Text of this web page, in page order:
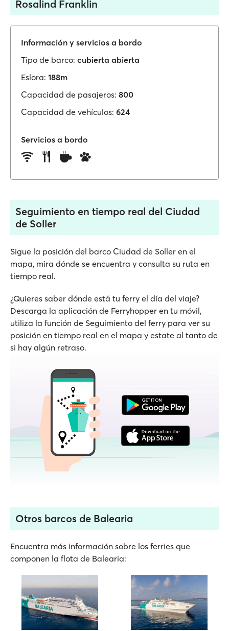
Rosalind Franklin
Información y servicios a bordo
Tipo de barco: cubierta abierta
Eslora: 188m
Capacidad de pasajeros: 800
Capacidad de vehículos: 624
Servicios a bordo
Seguimiento en tiempo real del Ciudad
de Soller
Sigue la posición del barco Ciudad de Soller en el
mapa, mira dónde se encuentra y consulta su ruta en
tiempo real.
¿Quieres saber dónde está tu ferry el día del viaje?
Descarga la aplicación de Ferryhopper en tu móvil,
utiliza la función de Seguimiento del ferry para ver su
posición en tiempo real en el mapa y estate al tanto de
si hay algún retraso.
Otros barcos de Balearia
Encuentra más información sobre los ferries que
componen la flota de Balearia: